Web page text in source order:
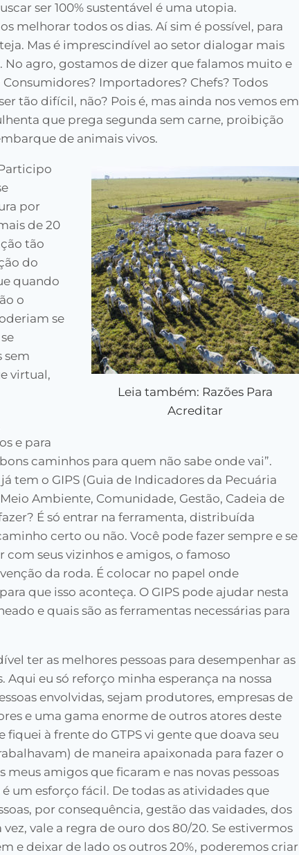
ser 100% sustentável é uma utopia.
melhorar todos os dias. Aí sim é possível, para
Mas é imprescindível ao setor dialogar mais
No agro, gostamos de dizer que falamos muito e
Importadores? Chefs? Todos
tão difícil, não? Pois é, mas ainda nos vemos em
que prega segunda sem carne, proibição
de animais vivos.
Leia também: Razões Para
Acreditar
por
de 20
tão
do
quando
o
se
sem
virtual,
e para
caminhos para quem não sabe onde vai”.
tem o GIPS (Guia de Indicadores da Pecuária
Ambiente, Comunidade, Gestão, Cadeia de
É só entrar na ferramenta, distribuída
certo ou não. Você pode fazer sempre e se
seus vizinhos e amigos, o famoso
da roda. É colocar no papel onde
que isso aconteça. O GIPS pode ajudar nesta
e quais são as ferramentas necessárias para
ter as melhores pessoas para desempenhar as
Aqui eu só reforço minha esperança na nossa
envolvidas, sejam produtores, empresas de
e uma gama enorme de outros atores deste
à frente do GTPS vi gente que doava seu
de maneira apaixonada para fazer o
amigos que ficaram e nas novas pessoas
um esforço fácil. De todas as atividades que
por consequência, gestão das vaidades, dos
vale a regra de ouro dos 80/20. Se estivermos
e deixar de lado os outros 20%, poderemos criar